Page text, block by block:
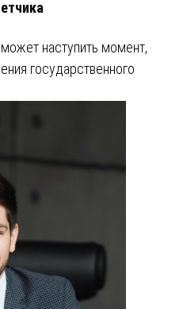
наступить момент,
государственного